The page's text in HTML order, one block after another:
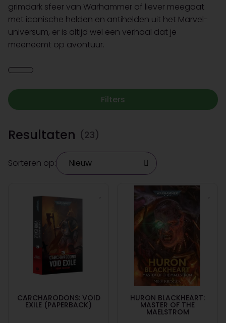
grimdark sfeer van Warhammer of liever meegaat
met iconische helden en antihelden uit het Marvel-
universum, er is altijd wel een verhaal dat je
meeneemt op avontuur.
Filters
Resultaten (23)
Sorteren op:
CARCHARODONS: VOID
EXILE (PAPERBACK)
HURON BLACKHEART:
MASTER OF THE
MAELSTROM